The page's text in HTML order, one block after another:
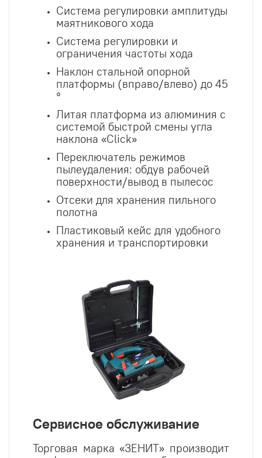
Система регулировки амплитуды
маятникового хода
Система регулировки и
ограничения частоты хода
Наклон стальной опорной
платформы (вправо/влево) до 45
°
Литая платформа из алюминия с
системой быстрой смены угла
наклона «Click»
Переключатель режимов
пылеудаления: обдув рабочей
поверхности/вывод в пылесос
Отсеки для хранения пильного
полотна
Пластиковый кейс для удобного
хранения и транспортировки
Сервисное обслуживание
Торговая марка «ЗЕНИТ» производит